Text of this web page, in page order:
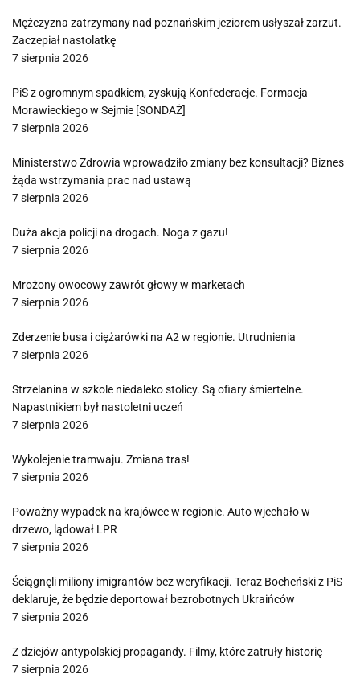
Mężczyzna zatrzymany nad poznańskim jeziorem usłyszał zarzut.
Zaczepiał nastolatkę
7 sierpnia 2026
PiS z ogromnym spadkiem, zyskują Konfederacje. Formacja
Morawieckiego w Sejmie [SONDAŻ]
7 sierpnia 2026
Ministerstwo Zdrowia wprowadziło zmiany bez konsultacji? Biznes
żąda wstrzymania prac nad ustawą
7 sierpnia 2026
Duża akcja policji na drogach. Noga z gazu!
7 sierpnia 2026
Mrożony owocowy zawrót głowy w marketach
7 sierpnia 2026
Zderzenie busa i ciężarówki na A2 w regionie. Utrudnienia
7 sierpnia 2026
Strzelanina w szkole niedaleko stolicy. Są ofiary śmiertelne.
Napastnikiem był nastoletni uczeń
7 sierpnia 2026
Wykolejenie tramwaju. Zmiana tras!
7 sierpnia 2026
Poważny wypadek na krajówce w regionie. Auto wjechało w
drzewo, lądował LPR
7 sierpnia 2026
Ściągnęli miliony imigrantów bez weryfikacji. Teraz Bocheński z PiS
deklaruje, że będzie deportował bezrobotnych Ukraińców
7 sierpnia 2026
Z dziejów antypolskiej propagandy. Filmy, które zatruły historię
7 sierpnia 2026